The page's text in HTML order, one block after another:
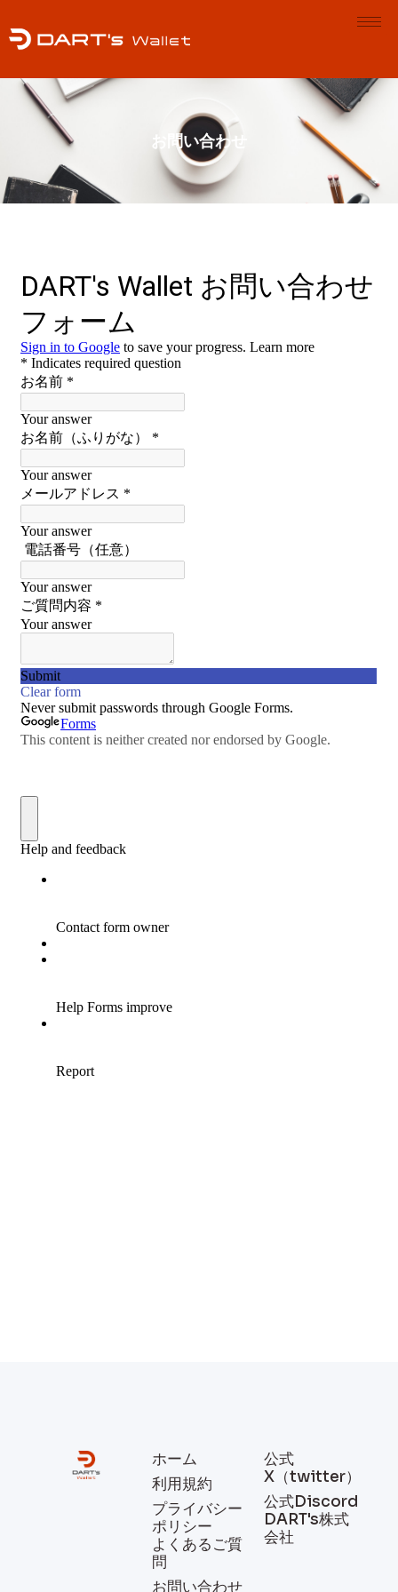
お問い合わせ
ホーム
利用規約
プライバシー
ポリシー
よくあるご質
問
お問い合わせ
公式
X（twitter）
公式Discord
DART's株式
会社